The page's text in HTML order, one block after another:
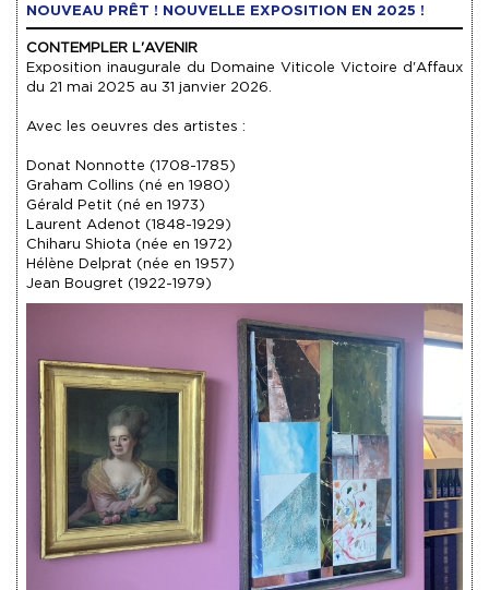
NOUVEAU PRÊT ! NOUVELLE EXPOSITION EN 2025 !
CONTEMPLER L'AVENIR
Exposition inaugurale du Domaine Viticole Victoire d'Affaux
du 21 mai 2025 au 31 janvier 2026.
Avec les oeuvres des artistes :
Donat Nonnotte (1708-1785)
Graham Collins (né en 1980)
Gérald Petit (né en 1973)
Laurent Adenot (1848-1929)
Chiharu Shiota (née en 1972)
Hélène Delprat (née en 1957)
Jean Bougret (1922-1979)